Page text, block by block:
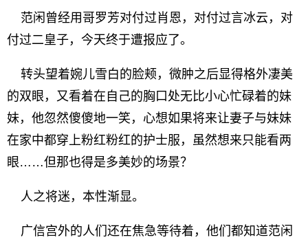
范闲曾经用哥罗芳对付过肖恩，对付过言冰云，对
付过二皇子，今天终于遭报应了。
转头望着婉儿雪白的脸颊，微肿之后显得格外凄美
的双眼，又看着在自己的胸口处无比小心忙碌着的妹
妹，他忽然傻傻地一笑，心想如果将来让妻子与妹妹
在家中都穿上粉红粉红的护士服，虽然想来只能看两
眼……但那也得是多美妙的场景？
人之将迷，本性渐显。
广信宫外的人们还在焦急等待着，他们都知道范闲